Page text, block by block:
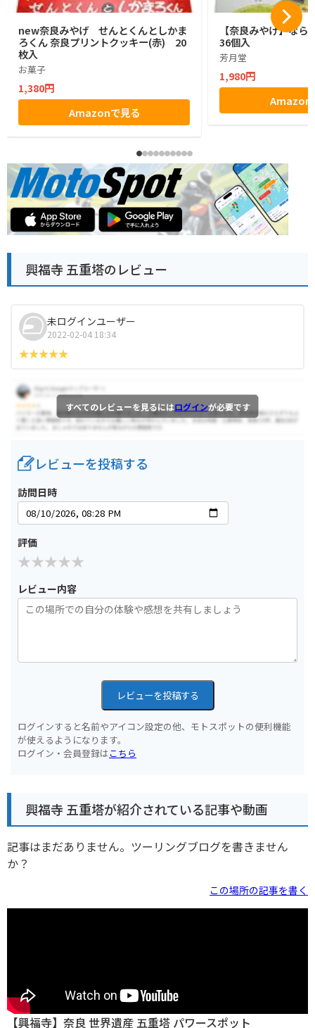
new奈良みやげ せんとくんとしかま
ろくん 奈良プリントクッキー(赤) 20
枚入
お菓子
1,380円
Amazonで見る
【奈良みやげ】な
36個入
芳月堂
1,980円
Amazon
興福寺 五重塔のレビュー
未ログインユーザー
2022-02-04 18:34
すべてのレビューを見るにはログインが必要です
レビューを投稿する
訪問日時
評価
レビュー内容
レビューを投稿する
ログインすると名前やアイコン設定の他、モトスポットの便利機能
が使えるようになります。
ログイン・会員登録はこちら
興福寺 五重塔が紹介されている記事や動画
記事はまだありません。ツーリングブログを書きません
か？
この場所の記事を書く
【興福寺】奈良 世界遺産 五重塔 パワースポット